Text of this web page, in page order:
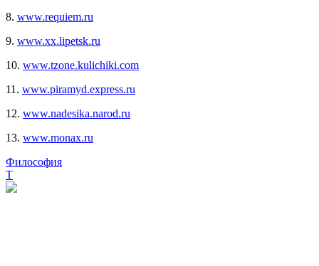
8. www.requiem.ru
9. www.xx.lipetsk.ru
10. www.tzone.kulichiki.com
11. www.piramyd.express.ru
12. www.nadesika.narod.ru
13. www.monax.ru
Философия
Т